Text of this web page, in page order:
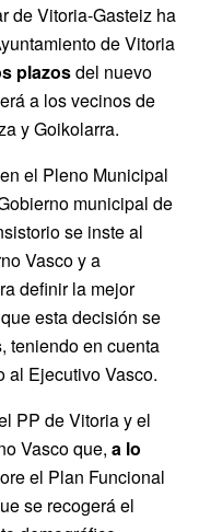
de Vitoria-Gasteiz ha
de Vitoria
plazosdel nuevo
a los vecinos de
y Goikolarra.
el Pleno Municipal
municipal de
se inste al
Vasco y a
definir la mejor
esta decisión se
, teniendo en cuenta
al Ejecutivo Vasco.
PP de Vitoria y el
Vasco que, a lo
el Plan Funcional
se recogerá el